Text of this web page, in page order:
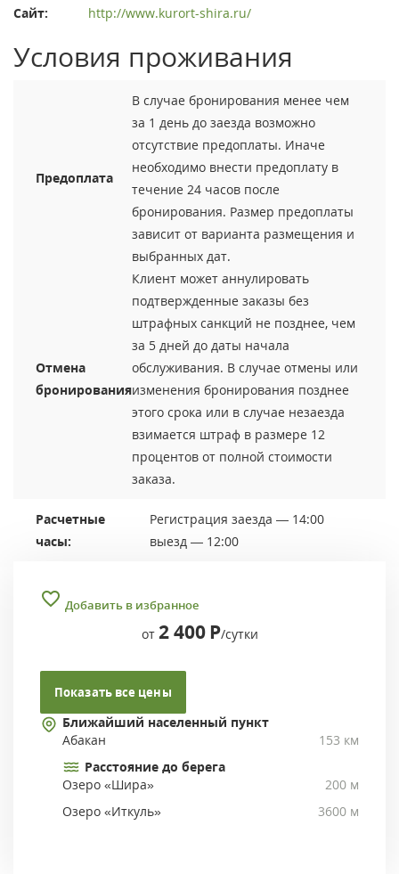
Сайт:
http://www.kurort-shira.ru/
Условия проживания
Предоплата
В случае бронирования менее чем
за 1 день до заезда возможно
отсутствие предоплаты. Иначе
необходимо внести предоплату в
течение 24 часов после
бронирования. Размер предоплаты
зависит от варианта размещения и
выбранных дат.
Отмена
бронирования
Клиент может аннулировать
подтвержденные заказы без
штрафных санкций не позднее, чем
за 5 дней до даты начала
обслуживания. В случае отмены или
изменения бронирования позднее
этого срока или в случае незаезда
взимается штраф в размере 12
процентов от полной стоимости
заказа.
Расчетные
часы:
Регистрация заезда — 14:00
выезд — 12:00
Добавить в избранное
от 2 400 Р/сутки
Показать все цены
Ближайший населенный пункт
Абакан
153 км
Расстояние до берега
Озеро «Шира»
200 м
Озеро «Иткуль»
3600 м